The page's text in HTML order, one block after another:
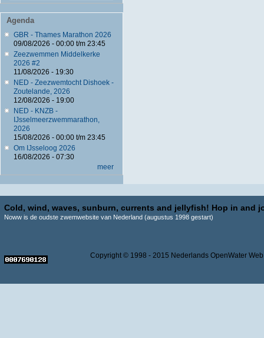
Agenda
GBR - Thames Marathon 2026
09/08/2026 - 00:00t/m 23:45
Zeezwemmen Middelkerke
2026 #2
11/08/2026 - 19:30
NED - Zeezwemtocht Dishoek -
Zoutelande, 2026
12/08/2026 - 19:00
NED - KNZB -
IJsselmeerzwemmarathon,
2026
15/08/2026 - 00:00t/m 23:45
Om IJsseloog 2026
16/08/2026 - 07:30
meer
Cold, wind, waves, sunburn, currents and jellyfish! Hop in and
Noww is de oudste zwemwebsite van Nederland (augustus 1998 gestart)
Copyright © 1998 - 2015 Nederlands OpenWater